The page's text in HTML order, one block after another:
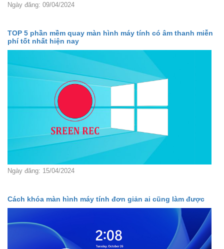
Ngày đăng: 09/04/2024
TOP 5 phần mềm quay màn hình máy tính có âm thanh miễn
phí tốt nhất hiện nay
Ngày đăng: 15/04/2024
Cách khóa màn hình máy tính đơn giản ai cũng làm được